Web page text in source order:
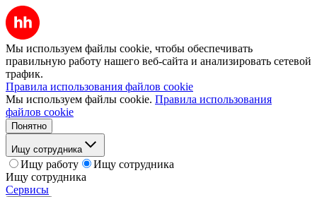
Мы используем файлы cookie, чтобы обеспечивать
правильную работу нашего веб-сайта и анализировать сетевой
трафик.
Правила использования файлов cookie
Мы используем файлы cookie. Правила использования
файлов cookie
Понятно
Ищу сотрудника
Ищу работу
Ищу сотрудника
Ищу сотрудника
Сервисы